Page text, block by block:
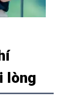
lòng